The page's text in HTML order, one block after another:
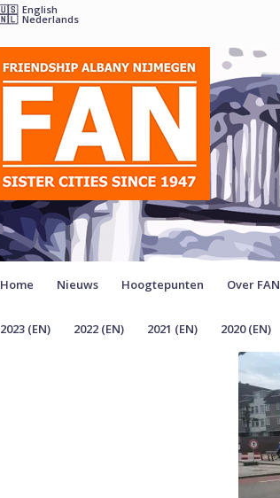
English
Nederlands
Home Nieuws Hoogtepunten Over FAN
2023 (EN) 2022 (EN) 2021 (EN) 2020 (EN)